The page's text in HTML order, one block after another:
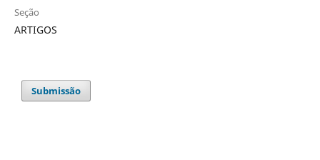
Seção
ARTIGOS
Submissão